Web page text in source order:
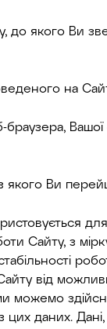
до якого Ви
на
браузера, Вашої
якого Ви
Сайту, з
від
можемо
цих даних.